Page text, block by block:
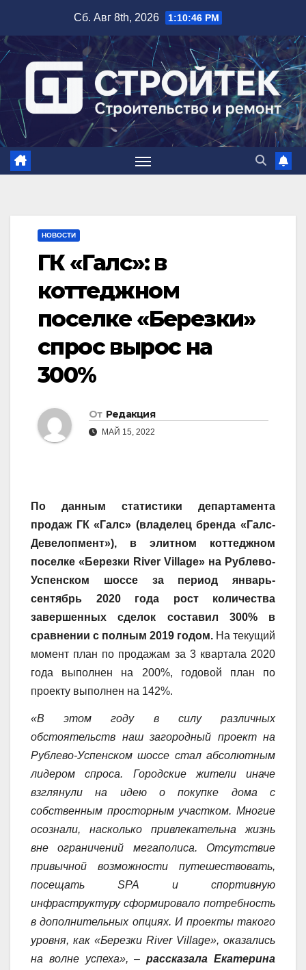
содержимому
Сб. Авг 8th, 2026 1:10:47 PM
НОВОСТИ
ГК «Галс»: в
коттеджном
поселке «Березки»
спрос вырос на
300%
От Редакция
МАЙ 15, 2022
По данным статистики департамента
продаж ГК «Галс» (владелец бренда «Галс-
Девелопмент»), в элитном коттеджном
поселке «Березки River Village» на Рублево-
Успенском шоссе за период январь-
сентябрь 2020 года рост количества
завершенных сделок составил 300% в
сравнении с полным 2019 годом. На текущий
момент план по продажам за 3 квартала 2020
года выполнен на 200%, годовой план по
проекту выполнен на 142%.
«В этом году в силу различных
обстоятельств наш загородный проект на
Рублево-Успенском шоссе стал абсолютным
лидером спроса. Городские жители иначе
взглянули на идею о покупке дома с
собственным просторным участком. Многие
осознали, насколько привлекательна жизнь
вне ограничений мегаполиса. Отсутствие
привычной возможности путешествовать,
посещатьSPA и спортивную
инфраструктуру сформировало потребность
в дополнительных опциях. И проекты такого
уровня, как «Березки River Village», оказались
на волне успеха», – рассказала Екатерина